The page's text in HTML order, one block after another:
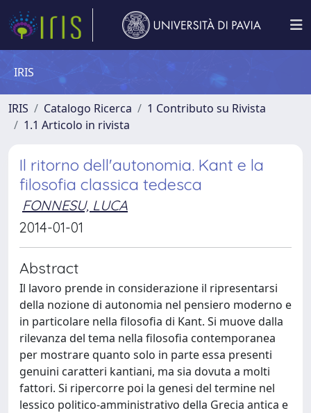
IRIS
IRIS Catalogo Ricerca
1 Contributo su Rivista
1.1 Articolo in rivista
Il ritorno dell'autonomia. Kant e la
filosofia classica tedesca
FONNESU, LUCA
2014-01-01
Abstract
Il lavoro prende in considerazione il ripresentarsi
della nozione di autonomia nel pensiero moderno e
in particolare nella filosofia di Kant. Si muove dalla
rilevanza del tema nella filosofia contemporanea
per mostrare quanto solo in parte essa presenti
genuini caratteri kantiani, ma sia dovuta a molti
fattori. Si ripercorre poi la genesi del termine nel
lessico politico-amministrativo della Grecia antica e